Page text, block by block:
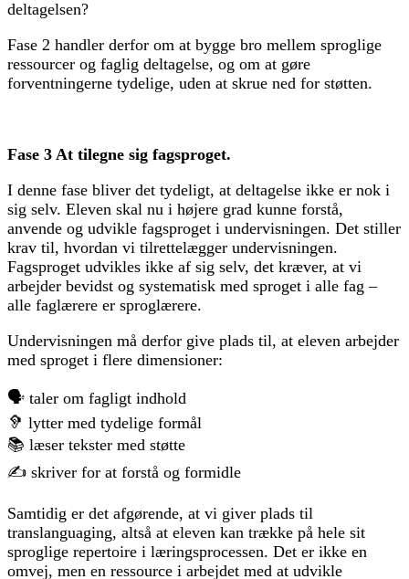
deltagelsen?
Fase 2 handler derfor om at bygge bro mellem sproglige
ressourcer og faglig deltagelse, og om at gøre
forventningerne tydelige, uden at skrue ned for støtten.
Fase 3 At tilegne sig fagsproget.
I denne fase bliver det tydeligt, at deltagelse ikke er nok i
sig selv. Eleven skal nu i højere grad kunne forstå,
anvende og udvikle fagsproget i undervisningen. Det stiller
krav til, hvordan vi tilrettelægger undervisningen.
Fagsproget udvikles ikke af sig selv, det kræver, at vi
arbejder bevidst og systematisk med sproget i alle fag –
alle faglærere er sproglærere.
Undervisningen må derfor give plads til, at eleven arbejder
med sproget i flere dimensioner:
🗣️ taler om fagligt indhold
🦻 lytter med tydelige formål
📚 læser tekster med støtte
✍ skriver for at forstå og formidle
Samtidig er det afgørende, at vi giver plads til
translanguaging, altså at eleven kan trække på hele sit
sproglige repertoire i læringsprocessen. Det er ikke en
omvej, men en ressource i arbejdet med at udvikle